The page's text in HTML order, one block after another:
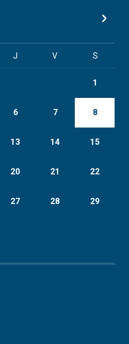
J V S
1
6 7 8
13 14 15
20 21 22
27 28 29